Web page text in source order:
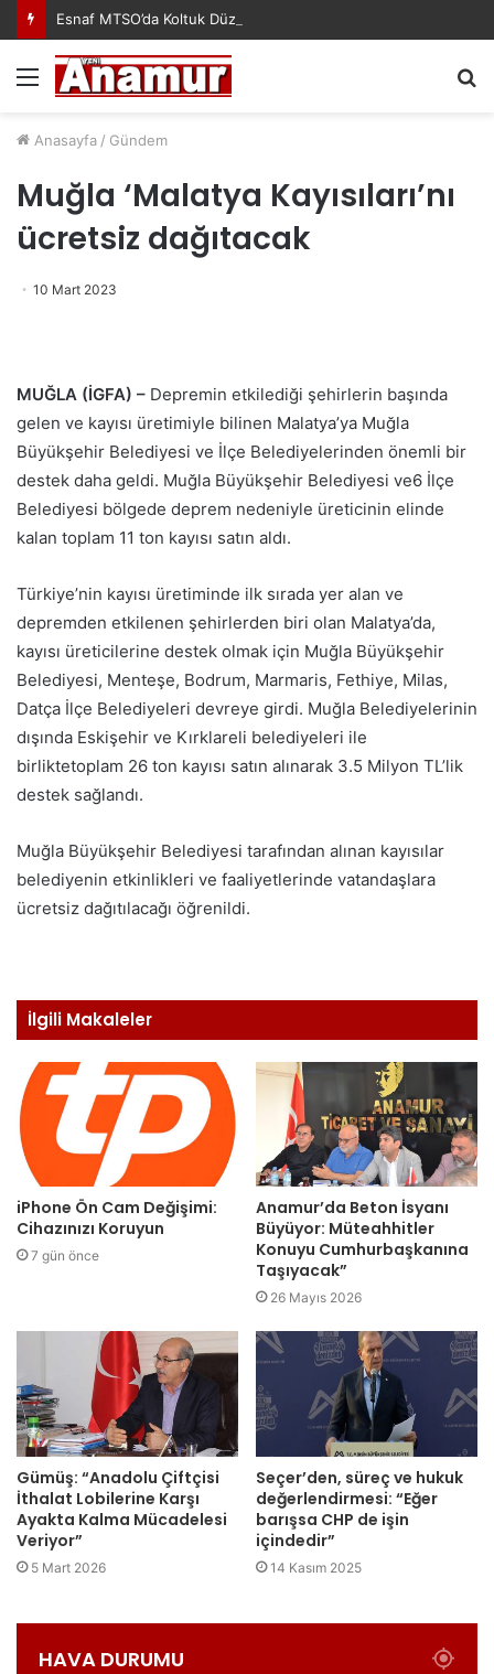
Esnaf MTSO’da Koltuk Düzenine İsyan Etti!
Menü
Anasayfa / Gündem
Muğla ‘Malatya Kayısıları’nı
ücretsiz dağıtacak
10 Mart 2023
MUĞLA (İGFA) – Depremin etkilediği şehirlerin başında
gelen ve kayısı üretimiyle bilinen Malatya’ya Muğla
Büyükşehir Belediyesi ve İlçe Belediyelerinden önemli bir
destek daha geldi. Muğla Büyükşehir Belediyesi ve6 İlçe
Belediyesi bölgede deprem nedeniyle üreticinin elinde
kalan toplam 11 ton kayısı satın aldı.
Türkiye’nin kayısı üretiminde ilk sırada yer alan ve
depremden etkilenen şehirlerden biri olan Malatya’da,
kayısı üreticilerine destek olmak için Muğla Büyükşehir
Belediyesi, Menteşe, Bodrum, Marmaris, Fethiye, Milas,
Datça İlçe Belediyeleri devreye girdi. Muğla Belediyelerinin
dışında Eskişehir ve Kırklareli belediyeleri ile
birliktetoplam 26 ton kayısı satın alınarak 3.5 Milyon TL’lik
destek sağlandı.
Muğla Büyükşehir Belediyesi tarafından alınan kayısılar
belediyenin etkinlikleri ve faaliyetlerinde vatandaşlara
ücretsiz dağıtılacağı öğrenildi.
İlgili Makaleler
iPhone Ön Cam Değişimi:
Cihazınızı Koruyun
7 gün önce
Anamur’da Beton İsyanı
Büyüyor: Müteahhitler
Konuyu Cumhurbaşkanına
Taşıyacak”
26 Mayıs 2026
Gümüş: “Anadolu Çiftçisi
İthalat Lobilerine Karşı
Ayakta Kalma Mücadelesi
Veriyor”
5 Mart 2026
Seçer’den, süreç ve hukuk
değerlendirmesi: “Eğer
barışsa CHP de işin
içindedir”
14 Kasım 2025
HAVA DURUMU